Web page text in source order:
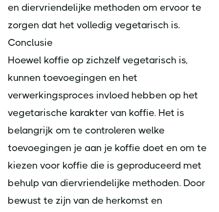
en diervriendelijke methoden om ervoor te
zorgen dat het volledig vegetarisch is.
Conclusie
Hoewel koffie op zichzelf vegetarisch is,
kunnen toevoegingen en het
verwerkingsproces invloed hebben op het
vegetarische karakter van koffie. Het is
belangrijk om te controleren welke
toevoegingen je aan je koffie doet en om te
kiezen voor koffie die is geproduceerd met
behulp van diervriendelijke methoden. Door
bewust te zijn van de herkomst en